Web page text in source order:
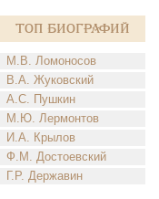
Топ Биографий
М.В. Ломоносов
В.А. Жуковский
А.С. Пушкин
М.Ю. Лермонтов
И.А. Крылов
Ф.М. Достоевский
Г.Р. Державин